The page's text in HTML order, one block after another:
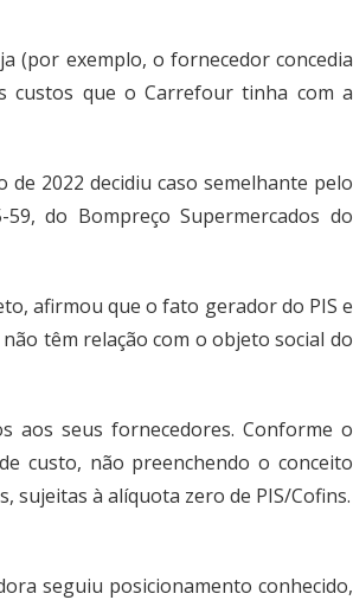
(por exemplo, o fornecedor concedia
custos que o Carrefour tinha com a
2022 decidiu caso semelhante pelo
do Bompreço Supermercados do
afirmou que o fato gerador do PIS e
têm relação com o objeto social do
aos seus fornecedores. Conforme o
custo, não preenchendo o conceito
sujeitas à alíquota zero de PIS/Cofins.
seguiu posicionamento conhecido,